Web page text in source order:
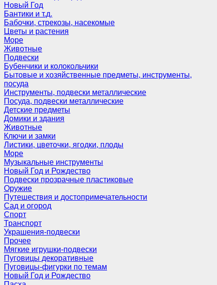
Новый Год
Бантики и т.д.
Бабочки, стрекозы, насекомые
Цветы и растения
Море
Животные
Подвески
Бубенчики и колокольчики
Бытовые и хозяйственные предметы, инструменты,
посуда
Инструменты, подвески металлические
Посуда, подвески металлические
Детские предметы
Домики и здания
Животные
Ключи и замки
Листики, цветочки, ягодки, плоды
Море
Музыкальные инструменты
Новый Год и Рождество
Подвески прозрачные пластиковые
Оружие
Путешествия и достопримечательности
Сад и огород
Спорт
Транспорт
Украшения-подвески
Прочее
Мягкие игрушки-подвески
Пуговицы декоративные
Пуговицы-фигурки по темам
Новый Год и Рождество